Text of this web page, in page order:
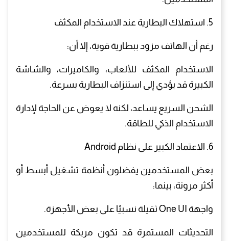
5. استهلاك البطارية عند الاستخدام المكثف
رغم أن الهاتف مزود ببطارية قوية، إلا أن:
الاستخدام المكثف للألعاب، والكاميرات، والشاشة
الكبيرة قد يؤدي إلى استنزاف البطارية بسرعة.
الشحن السريع يساعد، لكنه لا يعوض عن الحاجة لإدارة
الاستخدام الذكي للطاقة.
6. الاعتماد الكبير على نظام Android
بعض المستخدمين يفضلون أنظمة تشغيل أبسط أو
أكثر مرونة، بينما:
واجهة One UI ثقيلة نسبيًا على بعض الأجهزة.
التحديثات المستمرة قد تكون مربكة للمستخدمين